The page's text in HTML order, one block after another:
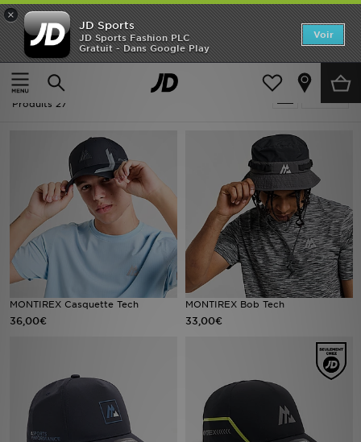
×
JD Sports
JD Sports Fashion PLC
Gratuit - Dans Google Play
Voir
Accueil
Homme Accessoires Homme Casquettes
Homme - MONTIREX Casquettes
Produits 27
MONTIREX Casquette Tech
36,00€
MONTIREX Bob Tech
33,00€
Accueil
Nouveautés
Homme
Collections
Marques
Football
Sports
Mon JD
Suivre Ma Commande